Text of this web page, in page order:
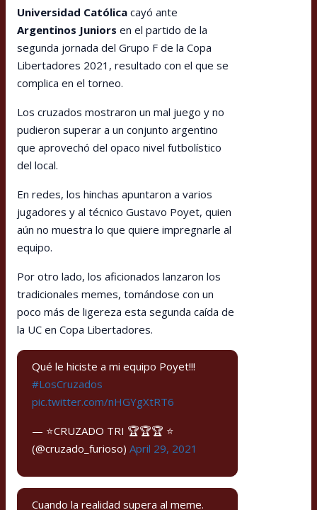
Universidad Católica cayó ante
Argentinos Juniors en el partido de la
segunda jornada del Grupo F de la Copa
Libertadores 2021, resultado con el que se
complica en el torneo.
Los cruzados mostraron un mal juego y no
pudieron superar a un conjunto argentino
que aprovechó del opaco nivel futbolístico
del local.
En redes, los hinchas apuntaron a varios
jugadores y al técnico Gustavo Poyet, quien
aún no muestra lo que quiere impregnarle al
equipo.
Por otro lado, los aficionados lanzaron los
tradicionales memes, tomándose con un
poco más de ligereza esta segunda caída de
la UC en Copa Libertadores.
Qué le hiciste a mi equipo Poyet!!!
#LosCruzados
pic.twitter.com/nHGYgXtRT6
— ⭐️CRUZADO TRI 🏆🏆🏆 ⭐️
(@cruzado_furioso) April 29, 2021
Cuando la realidad supera al meme.